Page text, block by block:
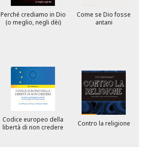
Perché crediamo in Dio
(o meglio, negli dèi)
Come se Dio fosse
antani
Codice europeo della
libertà di non credere
Contro la religione